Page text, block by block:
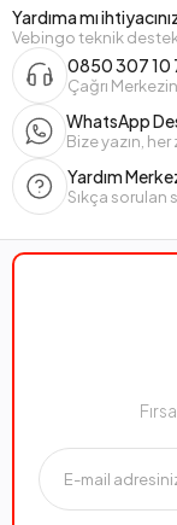
Yardıma mı
Vebingo teknik
0850 307 10
Çağrı
WhatsApp
Bize yazın,
Yardım
Sıkça sorulan